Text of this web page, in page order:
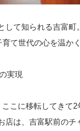
して知られる吉富
て世代の心を温か
実現
こに移転してき
店は、吉富駅前の